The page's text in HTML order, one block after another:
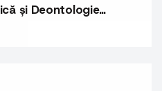
și Deontologie